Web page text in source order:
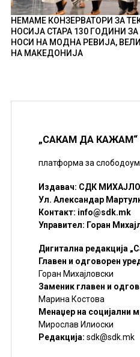
НЕМАМЕ КОНЗЕРВАТОРИ ЗА
НОСИЈА СТАРА 130 ГОДИНИ
НОСИ НА МОДНА РЕВИЈА,
НА МАКЕДОНИЈА
„САКАМ ДА КАЖАМ“
платформа за
Издавач: СДК
Ул. Александар
Контакт: info@sdk.mk
Управител: Горан
Дигитална редакција
Главен и одговорен
Горан Михајловски
Заменик главен и
Марина Костова
Менаџер на социјални
Мирослав Илиоски
Редакцијa: sdk@sdk.mk